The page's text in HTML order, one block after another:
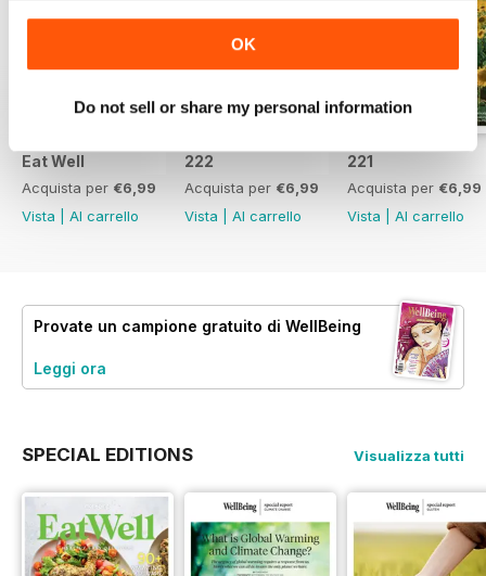
OK
Do not sell or share my personal information
Eat Well
Acquista per €6,99
Vista
Al carrello
222
Acquista per €6,99
Vista
Al carrello
221
Acquista per €6,99
Vista
Al carrello
Provate un campione gratuito di WellBeing
Leggi ora
SPECIAL EDITIONS Visualizza tutti